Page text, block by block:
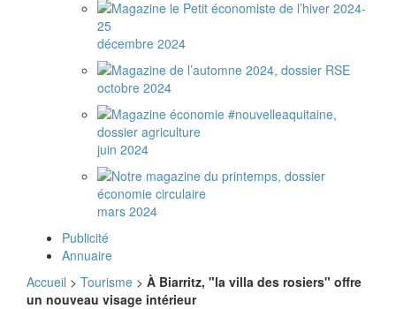
décembre 2024
octobre 2024
juin 2024
mars 2024
Publicité
Annuaire
Accueil > Tourisme > À Biarritz, "la villa des rosiers" offre
un nouveau visage intérieur